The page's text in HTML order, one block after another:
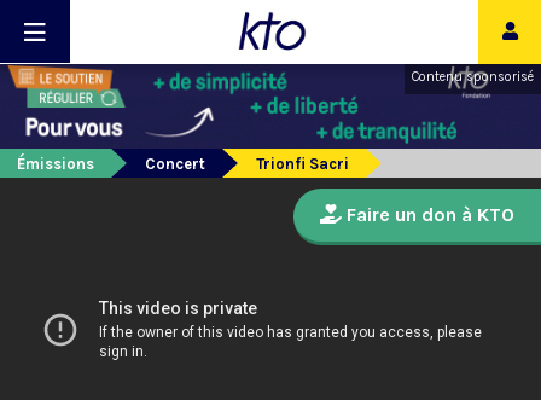
Contenu sponsorisé
Émissions Concert Trionfi Sacri
Faire un don à KTO